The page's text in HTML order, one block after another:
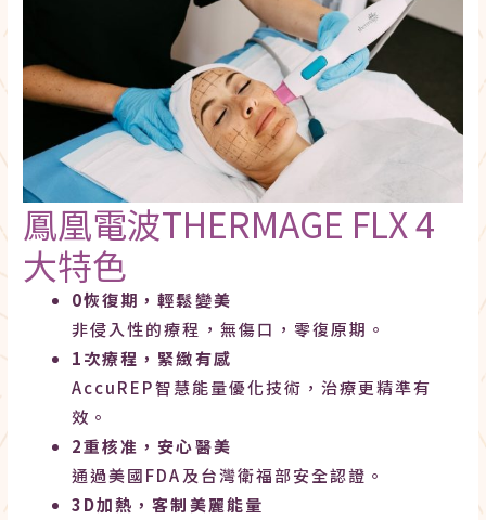
鳳凰電波THERMAGE FLX 4
大特色
0恢復期，輕鬆變美
非侵入性的療程，無傷口，零復原期。
1次療程，緊緻有感
AccuREP智慧能量優化技術，治療更精準有
效。
2重核准，安心醫美
通過美國FDA及台灣衛福部安全認證。
3D加熱，客制美麗能量